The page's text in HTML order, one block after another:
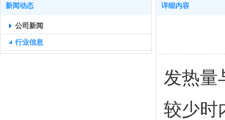
新闻动态
公司新闻
行业信息
详细内容
发热量
较少时